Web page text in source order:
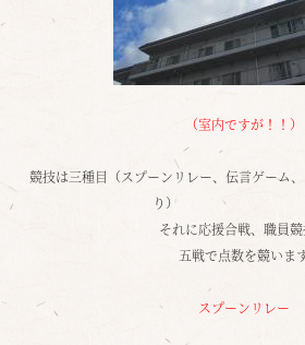
（室内ですが！！）
競技は三種目（スプーンリレー、伝言ゲーム
り
それに応援合戦、職員競
五戦で点数を競いま
スプーンリレー